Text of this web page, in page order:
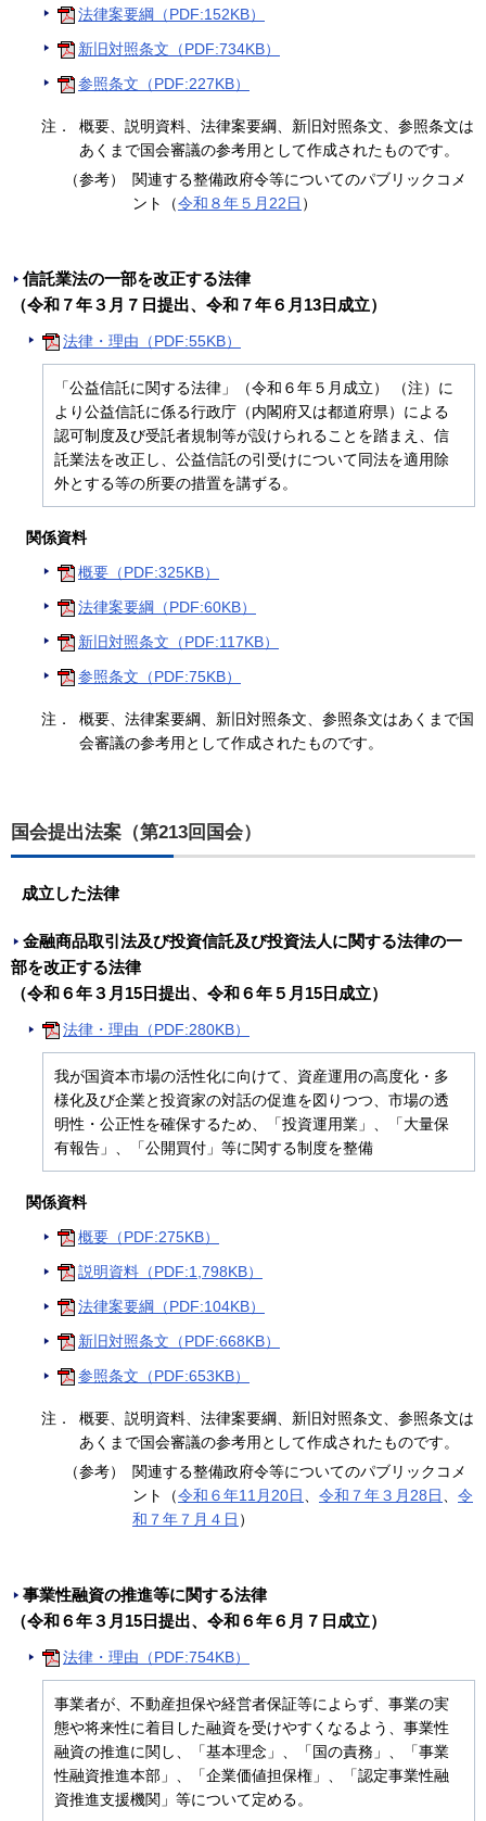
法律案要綱（PDF:152KB）
新旧対照条文（PDF:734KB）
参照条文（PDF:227KB）
注．
概要、説明資料、法律案要綱、新旧対照条文、参照条文は
あくまで国会審議の参考用として作成されたものです。
（参考）
関連する整備政府令等についてのパブリックコメ
ント（令和８年５月22日 ）
信託業法の一部を改正する法律
（令和７年３月７日提出、令和７年６月13日成立）
法律・理由（PDF:55KB）
「公益信託に関する法律」（令和６年５月成立） （注）に
より公益信託に係る行政庁（内閣府又は都道府県）による
認可制度及び受託者規制等が設けられることを踏まえ、信
託業法を改正し、公益信託の引受けについて同法を適用除
外とする等の所要の措置を講ずる。
関係資料
概要（PDF:325KB）
法律案要綱（PDF:60KB）
新旧対照条文（PDF:117KB）
参照条文（PDF:75KB）
注．
概要、法律案要綱、新旧対照条文、参照条文はあくまで国
会審議の参考用として作成されたものです。
国会提出法案（第213回国会）
成立した法律
金融商品取引法及び投資信託及び投資法人に関する法律の一
部を改正する法律
（令和６年３月15日提出、令和６年５月15日成立）
法律・理由（PDF:280KB）
我が国資本市場の活性化に向けて、資産運用の高度化・多
様化及び企業と投資家の対話の促進を図りつつ、市場の透
明性・公正性を確保するため、「投資運用業」、「大量保
有報告」、「公開買付」等に関する制度を整備
関係資料
概要（PDF:275KB）
説明資料（PDF:1,798KB）
法律案要綱（PDF:104KB）
新旧対照条文（PDF:668KB）
参照条文（PDF:653KB）
注．
概要、説明資料、法律案要綱、新旧対照条文、参照条文は
あくまで国会審議の参考用として作成されたものです。
（参考）
関連する整備政府令等についてのパブリックコメ
ント（令和６年11月20日 令和７年３月28日
令
和７年７月４日 ）
事業性融資の推進等に関する法律
（令和６年３月15日提出、令和６年６月７日成立）
法律・理由（PDF:754KB）
事業者が、不動産担保や経営者保証等によらず、事業の実
態や将来性に着目した融資を受けやすくなるよう、事業性
融資の推進に関し、「基本理念」、「国の責務」、「事業
性融資推進本部」、「企業価値担保権」、「認定事業性融
資推進支援機関」等について定める。